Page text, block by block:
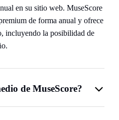
en su sitio web. MuseScore
de forma anual y ofrece
incluyendo la posibilidad de
de MuseScore?